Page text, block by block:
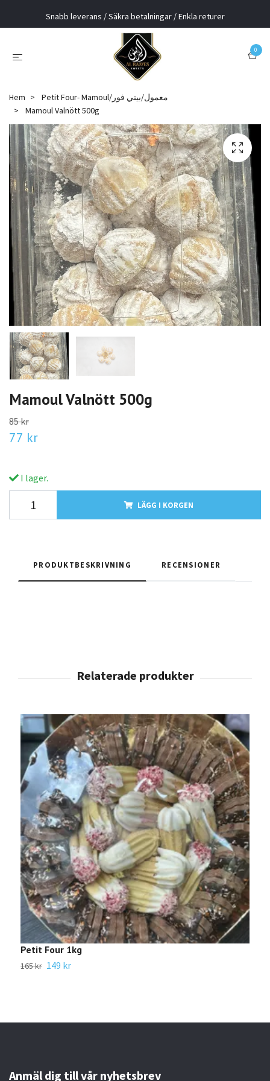
Snabb leverans / Säkra betalningar / Enkla returer
0
Hem
Petit Four- Mamoul/معمول/بيتي فور
Mamoul Valnött 500g
Mamoul Valnött 500g
85 kr
77 kr
I lager.
LÄGG I KORGEN
PRODUKTBESKRIVNING RECENSIONER
Petit Four 1kg
165 kr 149 kr
Anmäl dig till vår nyhetsbrev